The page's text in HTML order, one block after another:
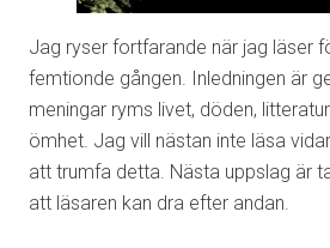
Jag ryser fortfarande när jag läser
femtionde gången. Inledningen är
meningar ryms livet, döden,
ömhet. Jag vill nästan inte läsa
att trumfa detta. Nästa uppslag är
att läsaren kan dra efter andan.